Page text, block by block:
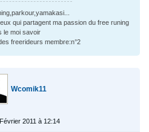
qui partagent ma passion du free runing
le moi savoir
freerideurs membre:n°2
Wcomik11
2011 à 12:14